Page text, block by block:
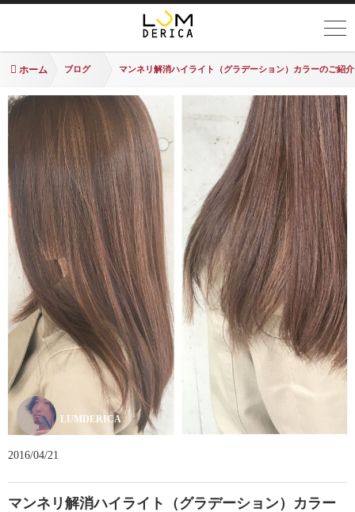
ホーム ブログ マンネリ解消ハイライト（グラデーション）カラーのご紹
LUMDERICA
2016/04/21
マンネリ解消ハイライト（グラデーション）カラー